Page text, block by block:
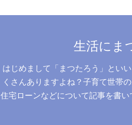
生活にま
はじめまして「まつたろう」とい
くさんありますよね？子育て世帯
住宅ローンなどについて記事を書